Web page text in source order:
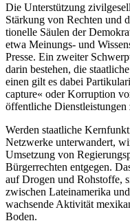
Die Unterstützung
Stärkung von Rechten und
tionelle Säulen der
etwa Meinungs- und
Presse. Ein zweiter
darin bestehen, die
einen gilt es dabei
capture« oder Korruption
öffentliche Dienstleistun­gen
Werden staatliche
Netzwerke unter­wandert,
Umsetzung von
Bürgerrechten ent­gegen.
auf Drogen und Rohstoffe,
zwischen Latein­ame­rika
wachsende Aktivität
Boden.